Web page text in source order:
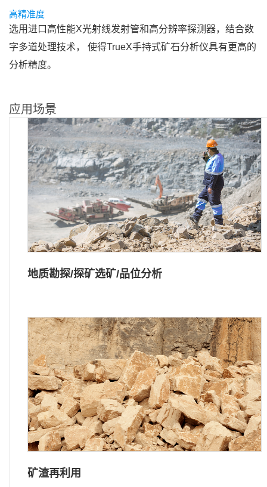
高精准度
选用进口高性能X光射线发射管和高分辨率探测器，结合数
字多道处理技术， 使得TrueX手持式矿石分析仪具有更高的
分析精度。
应用场景
地质勘探/探矿选矿/品位分析
矿渣再利用